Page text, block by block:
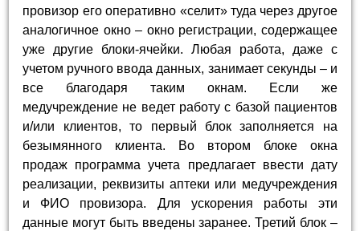
провизор его оперативно «селит» туда через другое
аналогичное окно – окно регистрации, содержащее
уже другие блоки-ячейки. Любая работа, даже с
учетом ручного ввода данных, занимает секунды – и
все благодаря таким окнам. Если же
медучреждение не ведет работу с базой пациентов
и/или клиентов, то первый блок заполняется на
безымянного клиента. Во втором блоке окна
продаж программа учета предлагает ввести дату
реализации, реквизиты аптеки или медучреждения
и ФИО провизора. Для ускорения работы эти
данные могут быть введены заранее. Третий блок –